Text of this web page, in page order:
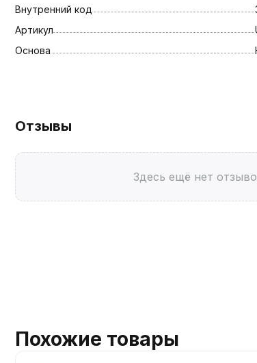
Внутренний код
Артикул
Основа
Отзывы
Здесь ещё нет
Похожие товары